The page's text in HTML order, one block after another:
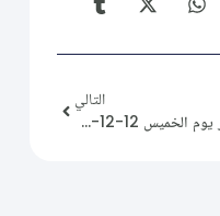
التالي
أخبار يوم الخميس 12-12-2024